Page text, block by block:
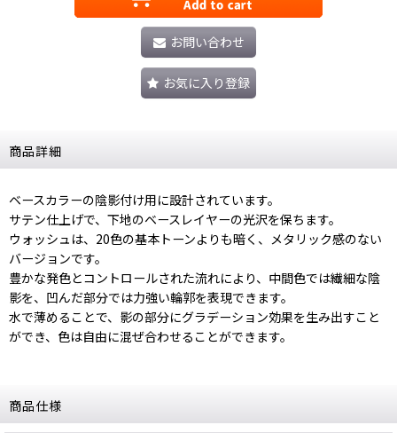
お問い合わせ
お気に入り登録
商品詳細
ベースカラーの陰影付け用に設計されています。
サテン仕上げで、下地のベースレイヤーの光沢を保ちます。
ウォッシュは、20色の基本トーンよりも暗く、メタリック感のない
バージョンです。
豊かな発色とコントロールされた流れにより、中間色では繊細な陰
影を、凹んだ部分では力強い輪郭を表現できます。
水で薄めることで、影の部分にグラデーション効果を生み出すこと
ができ、色は自由に混ぜ合わせることができます。
商品仕様